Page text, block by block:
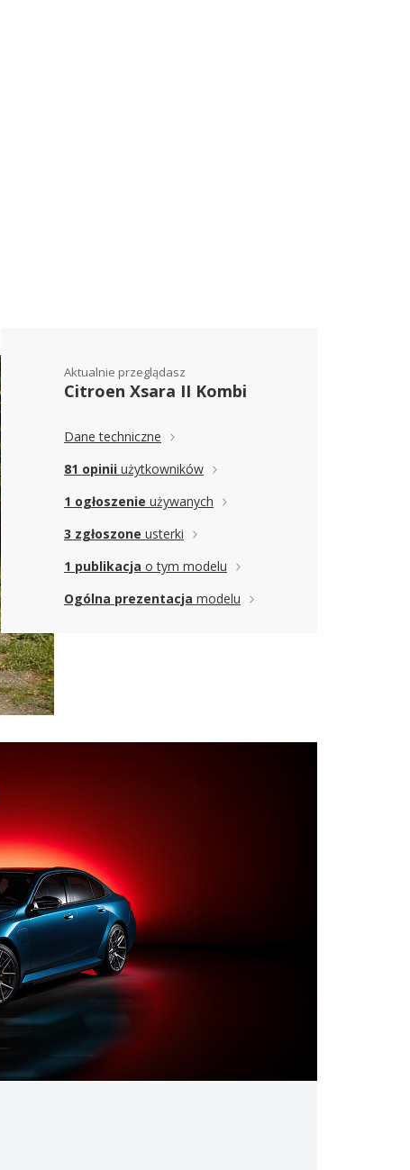
Aktualnie przeglądasz
Citroen Xsara II Kombi
Dane techniczne
81 opinii użytkowników
1 ogłoszenie używanych
3 zgłoszone usterki
1 publikacja o tym modelu
Ogólna prezentacja modelu